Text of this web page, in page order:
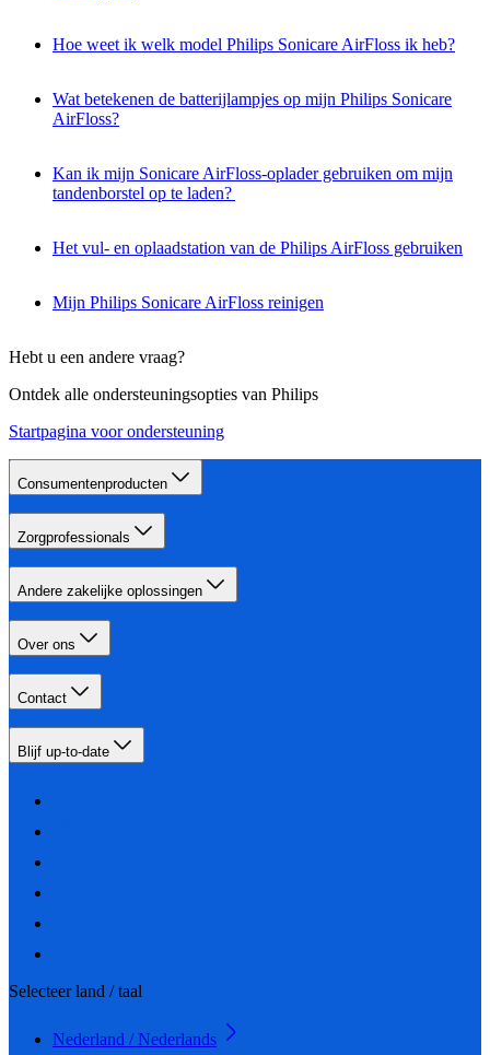
Hoe weet ik welk model Philips Sonicare AirFloss ik heb?
Wat betekenen de batterijlampjes op mijn Philips Sonicare
AirFloss?
Kan ik mijn Sonicare AirFloss-oplader gebruiken om mijn
tandenborstel op te laden?
Het vul- en oplaadstation van de Philips AirFloss gebruiken
Mijn Philips Sonicare AirFloss reinigen
Hebt u een andere vraag?
Ontdek alle ondersteuningsopties van Philips
Startpagina voor ondersteuning
Consumentenproducten
Zorgprofessionals
Andere zakelijke oplossingen
Over ons
Contact
Blijf up-to-date
Selecteer land / taal
Nederland / Nederlands